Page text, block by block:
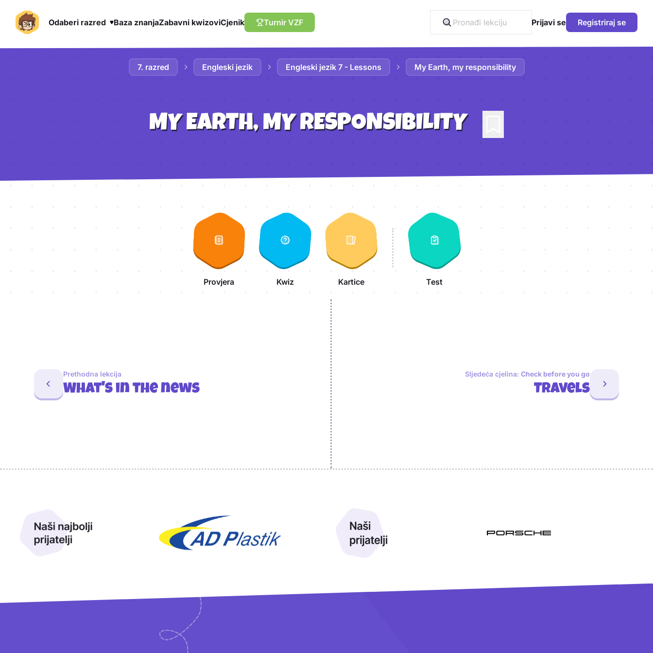
Odaberi razred Baza znanjaZabavni kwizoviCjenik Turnir VZF Prijavi se Registriraj se
7. razred
Engleski jezik Engleski jezik 7 - Lessons My Earth, my responsibility
MY EARTH, MY RESPONSIBILITY
Provjera Kwiz Kartice Test
Prethodna lekcija
What's in the news
Sljedeća cjelina: Check before you go
Travels